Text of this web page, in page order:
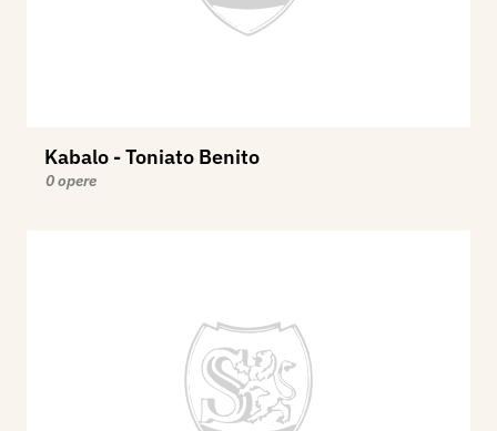
Kabalo - Toniato Benito
0 opere